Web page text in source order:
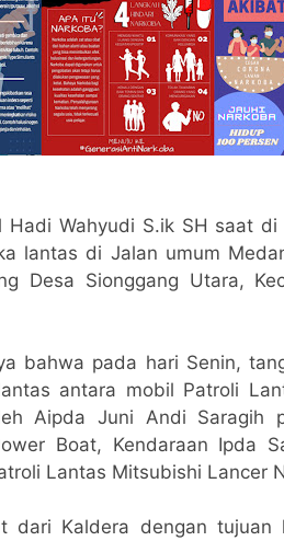
Hadi Wahyudi S.ik SH saat
lantas di Jalan umum
Desa Sionggang Utara,
bahwa pada hari Senin,
antara mobil Patroli
Aipda Juni Andi Saragih
Boat, Kendaraan Ipda
Lantas Mitsubishi Lancer
dari Kaldera dengan tujuan